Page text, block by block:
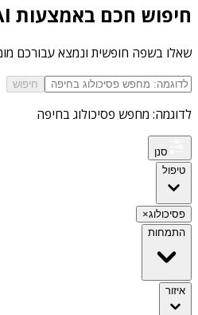
חיפוש חכם באמצעות AI
שאלו בשפה חופשית ונמצא עבורכם
חיפוש
לדוגמה: מחפש פסיכולוג בחיפה
סנן
טיפול
פסיכולוג×
התמחות
איזור